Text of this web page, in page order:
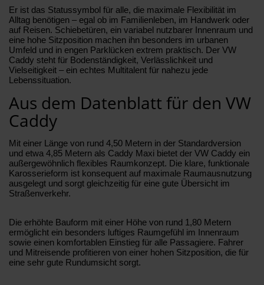
Er ist das Statussymbol für alle, die maximale Flexibilität im
Alltag benötigen – egal ob im Familienleben, im Handwerk oder
auf Reisen. Schiebetüren, ein variabel nutzbarer Innenraum und
eine hohe Sitzposition machen ihn besonders im urbanen
Umfeld und in engen Parklücken extrem praktisch. Der VW
Caddy steht für Bodenständigkeit, Verlässlichkeit und
Vielseitigkeit – ein echtes Multitalent für nahezu jede
Lebenssituation.
Aus dem Datenblatt für den VW
Caddy
Mit einer Länge von rund 4,50 Metern in der Standardversion
und etwa 4,85 Metern als Caddy Maxi bietet der VW Caddy ein
außergewöhnlich flexibles Raumkonzept. Die klare, funktionale
Karosserieform ist konsequent auf maximale Raumausnutzung
ausgelegt und sorgt gleichzeitig für eine gute Übersicht im
Straßenverkehr.
Die erhöhte Bauform mit einer Höhe von rund 1,80 Metern
ermöglicht ein besonders luftiges Raumgefühl im Innenraum
sowie einen komfortablen Einstieg für alle Passagiere. Fahrer
und Mitreisende profitieren von einer hohen Sitzposition, die für
eine sehr gute Rundumsicht sorgt.